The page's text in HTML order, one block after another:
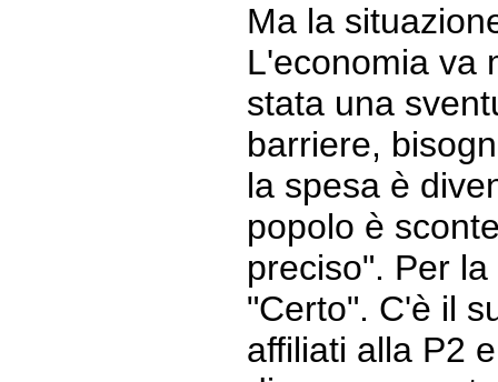
Ma la
L'economia va
stata una
barriere,
la spesa è
popolo è
preciso". Per
"Certo". C'è il
affiliati alla P2